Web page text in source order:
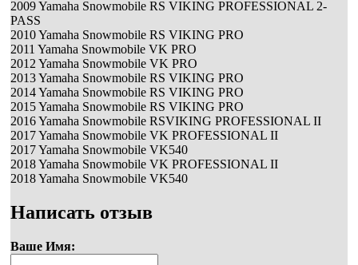
2009 Yamaha Snowmobile RS VIKING PROFESSIONAL 2-
PASS
2010 Yamaha Snowmobile RS VIKING PRO
2011 Yamaha Snowmobile VK PRO
2012 Yamaha Snowmobile VK PRO
2013 Yamaha Snowmobile RS VIKING PRO
2014 Yamaha Snowmobile RS VIKING PRO
2015 Yamaha Snowmobile RS VIKING PRO
2016 Yamaha Snowmobile RSVIKING PROFESSIONAL II
2017 Yamaha Snowmobile VK PROFESSIONAL II
2017 Yamaha Snowmobile VK540
2018 Yamaha Snowmobile VK PROFESSIONAL II
2018 Yamaha Snowmobile VK540
Написать отзыв
Ваше Имя: